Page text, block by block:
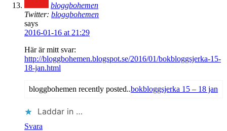
bloggbohemen
Twitter: bloggbohemen
says
2016-01-16 at 21:29
Här är mitt svar:
http://bloggbohemen.blogspot.se/2016/01/bokbloggsjerka-15-
18-jan.html
bloggbohemen recently posted..bokbloggsjerka 15 – 18 jan
Laddar in …
Svara